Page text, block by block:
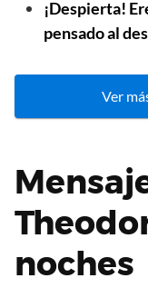
¡Despierta!
pensado al
Ver
noches